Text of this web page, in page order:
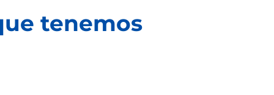
tenemos